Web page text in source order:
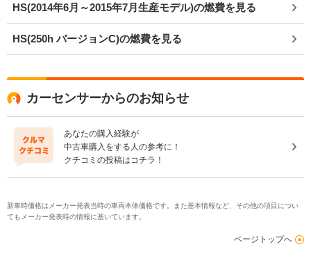
HS(2014年6月～2015年7月生産モデル)の燃費を見る
HS(250h バージョンC)の燃費を見る
カーセンサーからのお知らせ
あなたの購入経験が
中古車購入をする人の参考に！
クチコミの投稿はコチラ！
新車時価格はメーカー発表当時の車両本体価格です。また基本情報など、その他の項目につい
てもメーカー発表時の情報に基いています。
ページトップへ